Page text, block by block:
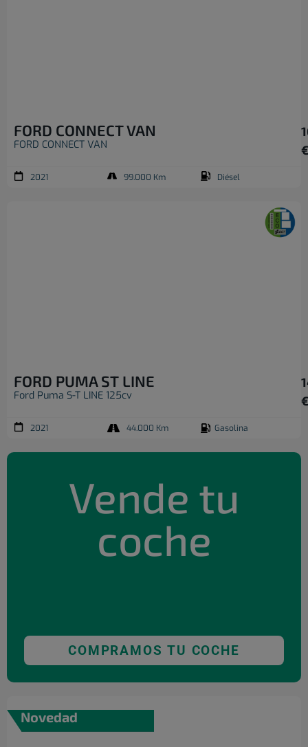
FORD CONNECT VAN
FORD CONNECT VAN
2021 99.000 Km Diésel
FORD PUMA ST LINE
Ford Puma S-T LINE 125cv
2021 44.000 Km Gasolina
Vende tu
coche
COMPRAMOS TU COCHE
Novedad